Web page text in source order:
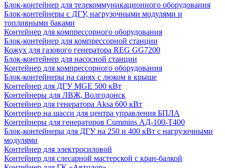
Блок-контейнер для телекоммуникационного оборудования
Блок-контейнеры с ДГУ, нагрузочными модулями и
топливными баками
Контейнер для компрессорного оборудования
Блок-контейнер для компрессорной станции
Кожух для газового генератора REG GG7200
Блок-контейнер для насосной станции
Контейнер для компрессорного оборудования
Блок-контейнеры на санях с люком в крыше
Контейнер для ДГУ MGE 500 кВт
Контейнеры для ЛВЖ, Волгодонск
Контейнер для генератора Aksa 600 кВт
Контейнер на шасси для центра управления БПЛА
Контейнеры для генераторов Cummins АД-100-Т400
Блок-контейнеры для ДГУ на 250 и 400 кВт с нагрузочными
модулями
Контейнер для электросиловой
Контейнер для слесарной мастерской с кран-балкой